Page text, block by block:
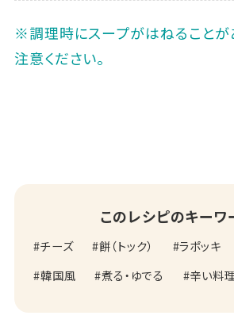
※調理時にスープがはねることが
注意ください。
このレシピのキーワ
チーズ 餅（トック） ラポッキ
韓国風
煮る・ゆでる 辛い料